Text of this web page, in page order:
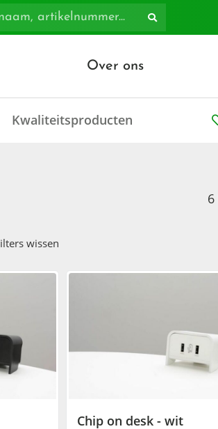
Over ons
Kwaliteitsproducten
6
wissen
Chip on desk - wit